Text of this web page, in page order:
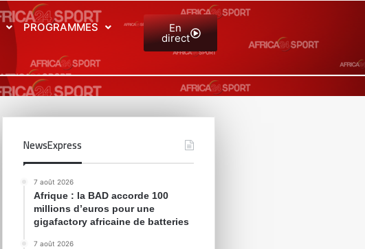
PROGRAMMES En
direct
NewsExpress
7 août 2026
Afrique : la BAD accorde 100
millions d’euros pour une
gigafactory africaine de batteries
7 août 2026